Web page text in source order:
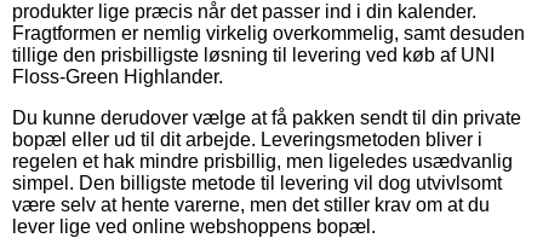
produkter lige præcis når det passer ind i din kalender.
Fragtformen er nemlig virkelig overkommelig, samt desuden
tillige den prisbilligste løsning til levering ved køb af UNI
Floss-Green Highlander.
Du kunne derudover vælge at få pakken sendt til din private
bopæl eller ud til dit arbejde. Leveringsmetoden bliver i
regelen et hak mindre prisbillig, men ligeledes usædvanlig
simpel. Den billigste metode til levering vil dog utvivlsomt
være selv at hente varerne, men det stiller krav om at du
lever lige ved online webshoppens bopæl.